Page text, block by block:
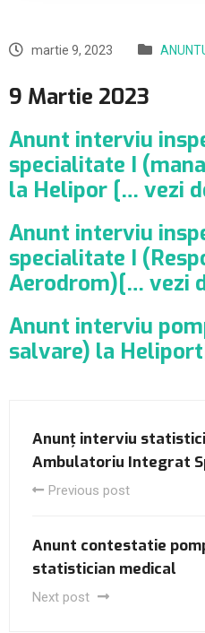
martie 9, 2023
9 Martie 2023
Anunt interviu
specialitate I
la Helipor [… vezi
Anunt interviu
specialitate I
Aerodrom)[… vezi
Anunt interviu
salvare) la
Anunț interviu
Ambulatoriu Integrat
Previous post
Anunt contestatie
statistician medical
Next post